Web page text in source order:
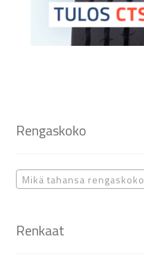
Rengaskoko
Mikä tahansa rengaskoko
Renkaat